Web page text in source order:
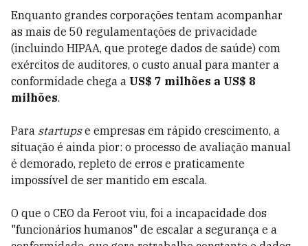
Enquanto grandes corporações tentam acompanhar
as mais de 50 regulamentações de privacidade
(incluindo HIPAA, que protege dados de saúde) com
exércitos de auditores, o custo anual para manter a
conformidade chega a US$ 7 milhões a US$ 8
milhões.
Para startupse empresas em rápido crescimento, a
situação é ainda pior: o processo de avaliação manual
é demorado, repleto de erros e praticamente
impossível de ser mantido em escala.
O que o CEO da Feroot viu, foi a incapacidade dos
"funcionários humanos" de escalar a segurança e a